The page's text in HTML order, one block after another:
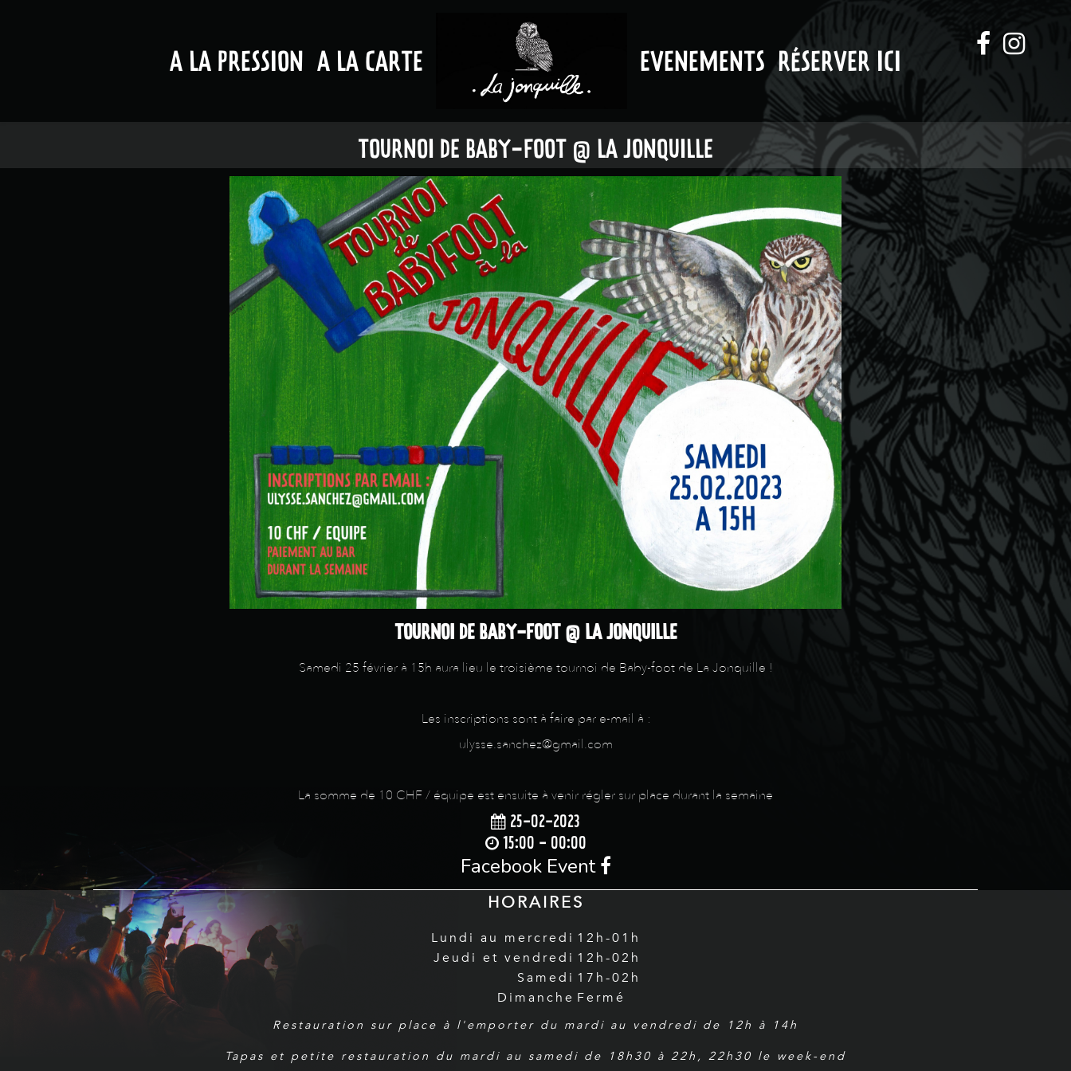
A LA PRESSION A LA CARTE EVENEMENTS RÉSERVER ICI
TOURNOI DE BABY-FOOT @ LA JONQUILLE
TOURNOI DE BABY-FOOT @ LA JONQUILLE
Samedi 25 février à 15h aura lieu le troisième tournoi de Baby-foot de La Jonquille !
Les inscriptions sont à faire par e-mail à :
ulysse.sanchez@gmail.com
La somme de 10 CHF / équipe est ensuite à venir régler sur place durant la semaine
25-02-2023
15:00 - 00:00
Facebook Event
HORAIRES
Lundi au mercredi
Jeudi et vendredi
Samedi
Dimanche
12h-01h
12h-02h
17h-02h
Fermé
Restauration sur place à l'emporter du mardi au vendredi de 12h à 14h
Tapas et petite restauration du mardi au samedi de 18h30 à 22h, 22h30 le week-end